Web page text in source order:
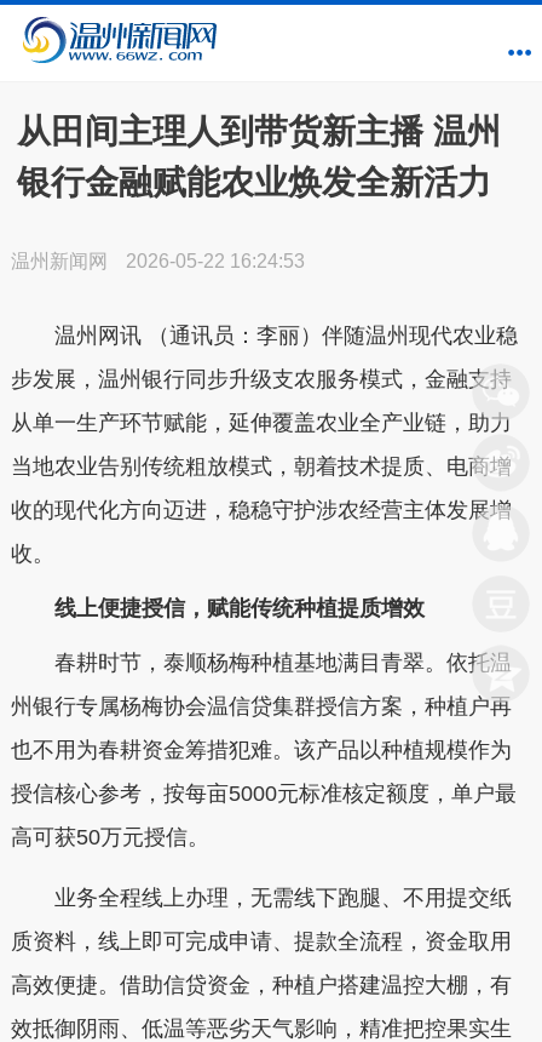
从田间主理人到带货新主播 温州
银行金融赋能农业焕发全新活力
温州新闻网 2026-05-22 16:24:53
温州网讯 （通讯员：李丽）伴随温州现代农业稳
步发展，温州银行同步升级支农服务模式，金融支持
从单一生产环节赋能，延伸覆盖农业全产业链，助力
当地农业告别传统粗放模式，朝着技术提质、电商增
收的现代化方向迈进，稳稳守护涉农经营主体发展增
收。
线上便捷授信，赋能传统种植提质增效
春耕时节，泰顺杨梅种植基地满目青翠。依托温
州银行专属杨梅协会温信贷集群授信方案 ，种植户再
也不用为春耕资金筹措犯难。该产品以种植规模作为
授信核心参考，按每亩5000元标准核定额度，单户最
高可获50万元授信。
业务全程线上办理，无需线下跑腿、不用提交纸
质资料，线上即可完成申请、提款全流程，资金取用
高效便捷。借助信贷资金，种植户搭建温控大棚，有
效抵御阴雨、低温等恶劣天气影响，精准把控果实生